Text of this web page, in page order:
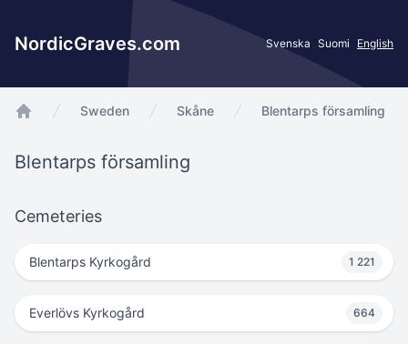
NordicGraves.com Svenska Suomi English
Sweden Skåne Blentarps församling
Blentarps församling
Cemeteries
Blentarps Kyrkogård 1 221
Everlövs Kyrkogård 664